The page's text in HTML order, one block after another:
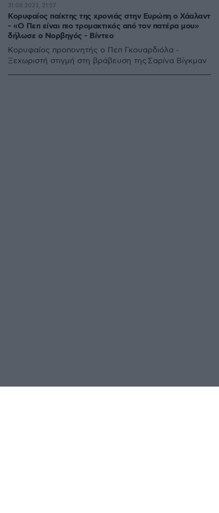
Κορυφαίος παίκτης της χρονιάς στην Ευρώπη ο Χάαλαντ
- «Ο Πεπ είναι πιο τρομακτικός από τον πατέρα μου»
δήλωσε ο Νορβηγός - Βίντεο
Κορυφαίος προπονητής ο Πεπ Γκουαρδιόλα -
Ξεχωριστή στιγμή στη βράβευση της Σαρίνα Βίγκμαν
31.08.2023, 21:57